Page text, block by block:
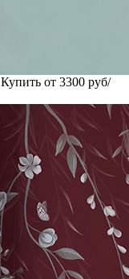
Купить от 3300 руб/